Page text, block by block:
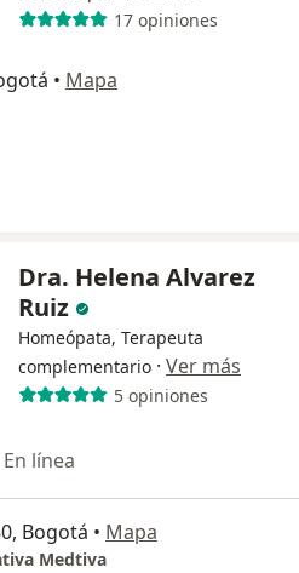
17 opiniones
• Mapa
Dra. Helena Alvarez
Ruiz
Homeópata, Terapeuta
complementario · Ver más
5 opiniones
En línea
Bogotá • Mapa
Medtiva